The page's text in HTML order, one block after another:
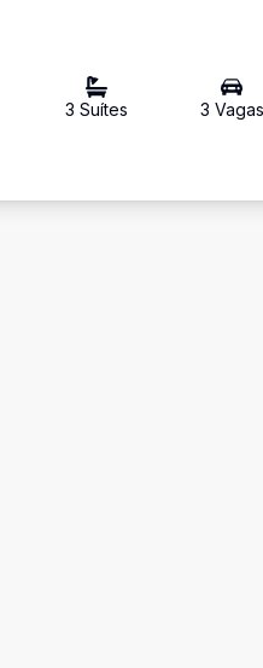
3 Suítes 3 Vagas